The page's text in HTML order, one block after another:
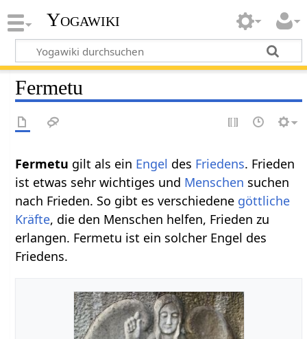
Yogawiki
Fermetu
Fermetu gilt als ein Engel des Friedens. Frieden
ist etwas sehr wichtiges und Menschen suchen
nach Frieden. So gibt es verschiedene göttliche
Kräfte, die den Menschen helfen, Frieden zu
erlangen. Fermetu ist ein solcher Engel des
Friedens.